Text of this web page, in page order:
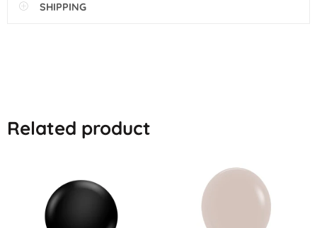
SHIPPING
Related product